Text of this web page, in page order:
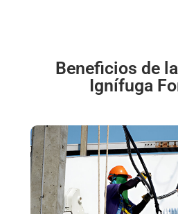
Beneficios de
Ignífuga